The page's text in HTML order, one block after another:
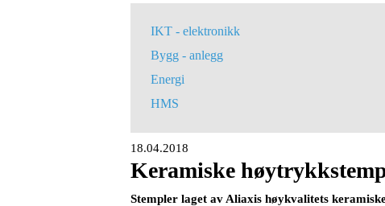
IKT - elektronikk
Bygg - anlegg
Energi
HMS
18.04.2018
Keramiske
Stempler laget av Aliaxis høykvalitets